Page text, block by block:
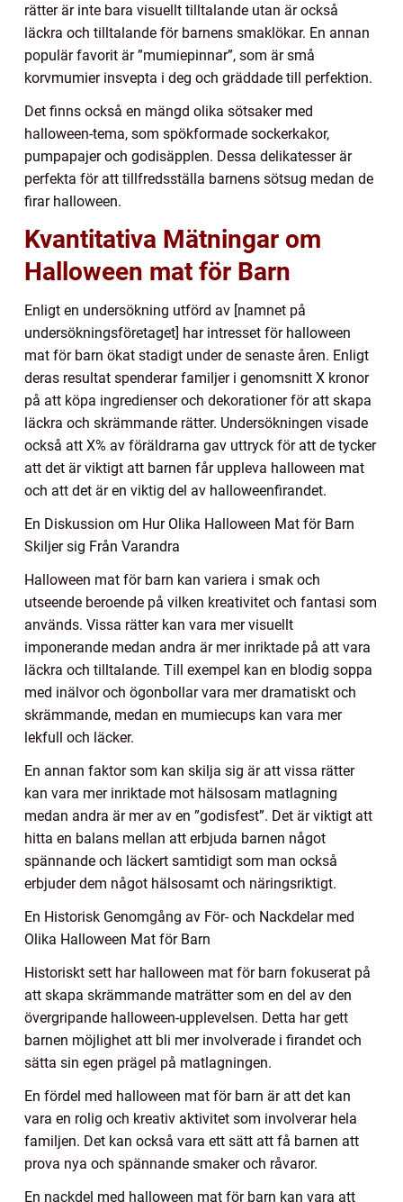
rätter är inte bara visuellt tilltalande utan är också
läckra och tilltalande för barnens smaklökar. En annan
populär favorit är ”mumiepinnar”, som är små
korvmumier insvepta i deg och gräddade till perfektion.
Det finns också en mängd olika sötsaker med
halloween-tema, som spökformade sockerkakor,
pumpapajer och godisäpplen. Dessa delikatesser är
perfekta för att tillfredsställa barnens sötsug medan de
firar halloween.
Kvantitativa Mätningar om
Halloween mat för Barn
Enligt en undersökning utförd av [namnet på
undersökningsföretaget] har intresset för halloween
mat för barn ökat stadigt under de senaste åren. Enligt
deras resultat spenderar familjer i genomsnitt X kronor
på att köpa ingredienser och dekorationer för att skapa
läckra och skrämmande rätter. Undersökningen visade
också att X% av föräldrarna gav uttryck för att de tycker
att det är viktigt att barnen får uppleva halloween mat
och att det är en viktig del av halloweenfirandet.
En Diskussion om Hur Olika Halloween Mat för Barn
Skiljer sig Från Varandra
Halloween mat för barn kan variera i smak och
utseende beroende på vilken kreativitet och fantasi som
används. Vissa rätter kan vara mer visuellt
imponerande medan andra är mer inriktade på att vara
läckra och tilltalande. Till exempel kan en blodig soppa
med inälvor och ögonbollar vara mer dramatiskt och
skrämmande, medan en mumiecups kan vara mer
lekfull och läcker.
En annan faktor som kan skilja sig är att vissa rätter
kan vara mer inriktade mot hälsosam matlagning
medan andra är mer av en ”godisfest”. Det är viktigt att
hitta en balans mellan att erbjuda barnen något
spännande och läckert samtidigt som man också
erbjuder dem något hälsosamt och näringsriktigt.
En Historisk Genomgång av För- och Nackdelar med
Olika Halloween Mat för Barn
Historiskt sett har halloween mat för barn fokuserat på
att skapa skrämmande maträtter som en del av den
övergripande halloween-upplevelsen. Detta har gett
barnen möjlighet att bli mer involverade i firandet och
sätta sin egen prägel på matlagningen.
En fördel med halloween mat för barn är att det kan
vara en rolig och kreativ aktivitet som involverar hela
familjen. Det kan också vara ett sätt att få barnen att
prova nya och spännande smaker och råvaror.
En nackdel med halloween mat för barn kan vara att